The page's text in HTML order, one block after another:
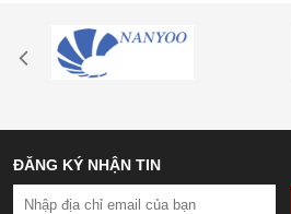
ĐĂNG KÝ NHẬN TIN